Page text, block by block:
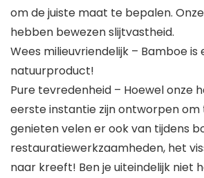
om de juiste maat te bepalen.
hebben bewezen slijtvastheid.
Wees milieuvriendelijk – Bamboe is
natuurproduct!
Pure tevredenheid – Hoewel onze
eerste instantie zijn ontworpen om
genieten velen er ook van tijdens
restauratiewerkzaamheden, het
naar kreeft! Ben je uiteindelijk niet